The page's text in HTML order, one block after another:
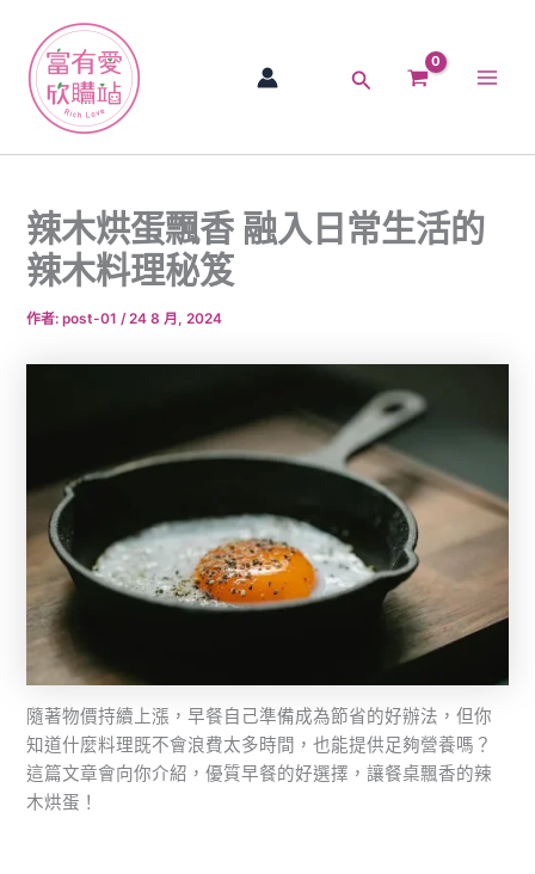
容
搜
辣木烘蛋飄香 融入日常生活的
辣木料理秘笈
作者:post-01/24 8 月, 2024
隨著物價持續上漲，早餐自己準備成為節省的好辦法，但你
知道什麼料理既不會浪費太多時間，也能提供足夠營養嗎？
這篇文章會向你介紹，優質早餐的好選擇，讓餐桌飄香的辣
木烘蛋！